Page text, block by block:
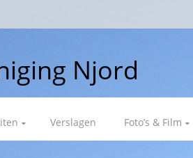
Njord
Verslagen Foto’s & Film